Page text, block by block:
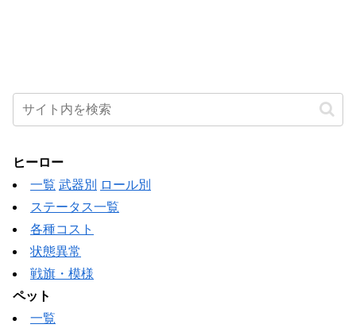
ヒーロー
一覧 武器別
ロール別
ステータス一覧
各種コスト
状態異常
戦旗・模様
ペット
一覧